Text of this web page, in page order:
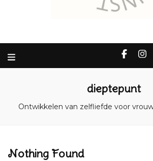
dieptepunt
Ontwikkelen van zelfliefde voor
Nothing Found